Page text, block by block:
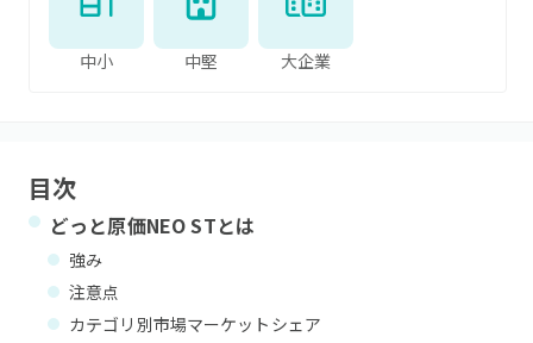
中小 中堅 大企業
目次
どっと原価NEO STとは
強み
注意点
カテゴリ別市場マーケットシェア